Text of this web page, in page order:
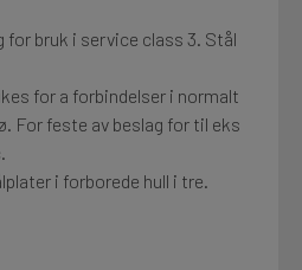
av ordre
for bruk i service class 3. Stål
for a forbindelser i normalt
For feste av beslag for til eks
i forborede hull i tre.